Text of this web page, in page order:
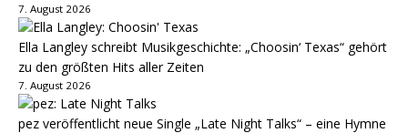
7. August 2026
Ella Langley schreibt Musikgeschichte: „Choosin‘ Texas“ gehört
zu den größten Hits aller Zeiten
7. August 2026
pez veröffentlicht neue Single „Late Night Talks“ – eine Hymne